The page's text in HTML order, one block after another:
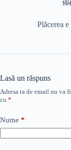
15
Plăcerea
Lasă un răspuns
Adresa ta de email nu va
cu *
Nume *